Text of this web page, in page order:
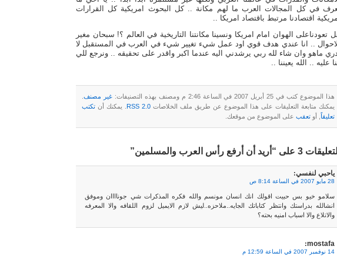
في كل المجالات العرب ما لهم مكانة .. كل البحوث امريكية كل القرارات
امريكية اقتصادنا مرتبط باقتصاد امريكا ..
تعودناعلى الهوان امام امريكا ونسينا مكانتنا التاريخية في العالم ؟! سبحان مغير
الاحوال .. انا عندي هدف قوي اود عمل شيء تغيير شيء في العرب في المستقبل لا
ادري ماهو وان شاء لله ربي يرشدني اليه عندما اكبر واقدر على تحقيقه .. ونرجع للي
عليه .. الله يعيننا ..
هذا الموضوع كتب في 25 أبريل 2007 في الساعة 2:46 م ومصنف بهذه التصنيفات: غير مصنف
يمكنك متابعة التعليقات على هذا الموضوع عن طريق ملف الخلاصات RSS 2.0 . يمكنك أن تكتب
تعليقاً
, أو تعقب على الموضوع من موقعك.
التعليقات 3 على “أريد أن أرفع رأس العرب والمسلمين”
ياحبي لنفسي:
28 مايو 2007 في الساعة 8:14 ص
سلامو خيو بس حبيت اقولك انك انسان مونسم والله فكره المذكرات شي جوناااان وموفق
انشالله بدراستك وانتظر كتاباتك الجايه..ملاحزه..ليش لازم الايميل لزوم اللقافه والا المعرفه
والاتلاع والا اسباب امنيه بحته؟
mostafa
:
14 نوفمبر 2007 في الساعة 12:59 م